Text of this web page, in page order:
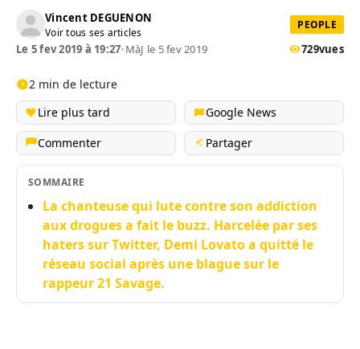
Vincent DEGUENON
Voir tous ses articles
PEOPLE
Le 5 fev 2019 à 19:27•MàJ le 5 fev 2019 729vues
2 min de lecture
Lire plus tard
Google News
Commenter
Partager
SOMMAIRE
La chanteuse qui lute contre son addiction
aux drogues a fait le buzz. Harcelée par ses
haters sur Twitter, Demi Lovato a quitté le
réseau social après une blague sur le
rappeur 21 Savage.